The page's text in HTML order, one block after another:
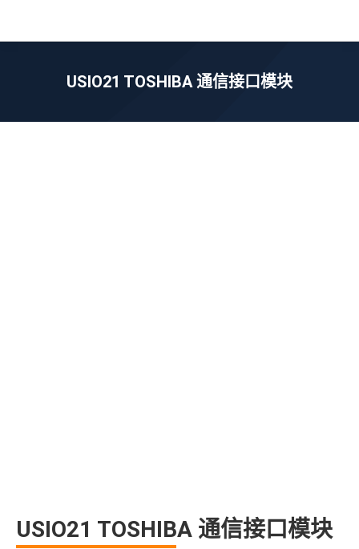
USIO21 TOSHIBA 通信接口模块
USIO21 TOSHIBA 通信接口模块